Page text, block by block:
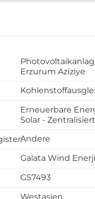
Erzurum Aziziye
Erneuerbare
Solar - Zentralisiert
Andere
Galata Wind Enerji
GS7493
Westasien